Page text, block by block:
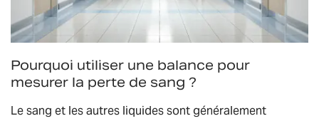
Pourquoi utiliser une balance pour
mesurer la perte de sang ?
Le sang et les autres liquides sont généralement